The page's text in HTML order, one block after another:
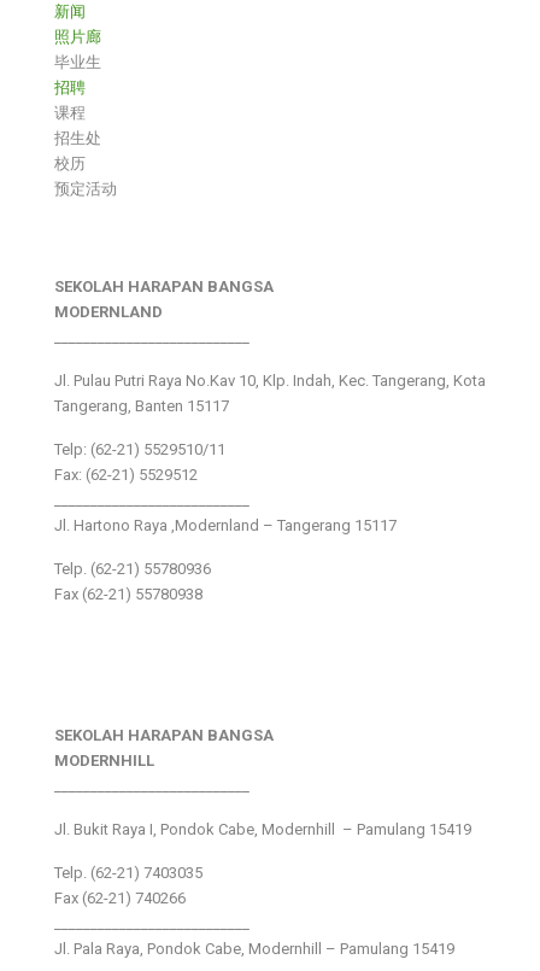
新闻
照片廊
毕业生
招聘
课程
招生处
校历
预定活动
SEKOLAH HARAPAN BANGSA
MODERNLAND
Jl. Pulau Putri Raya No.Kav 10, Klp. Indah, Kec. Tangerang, Kota
Tangerang, Banten 15117
Telp: (62-21) 5529510/11
Fax: (62-21) 5529512
Jl. Hartono Raya ,Modernland – Tangerang 15117
Telp. (62-21) 55780936
Fax (62-21) 55780938
SEKOLAH HARAPAN BANGSA
MODERNHILL
Jl. Bukit Raya I, Pondok Cabe, Modernhill – Pamulang 15419
Telp. (62-21) 7403035
Fax (62-21) 740266
Jl. Pala Raya, Pondok Cabe, Modernhill – Pamulang 15419